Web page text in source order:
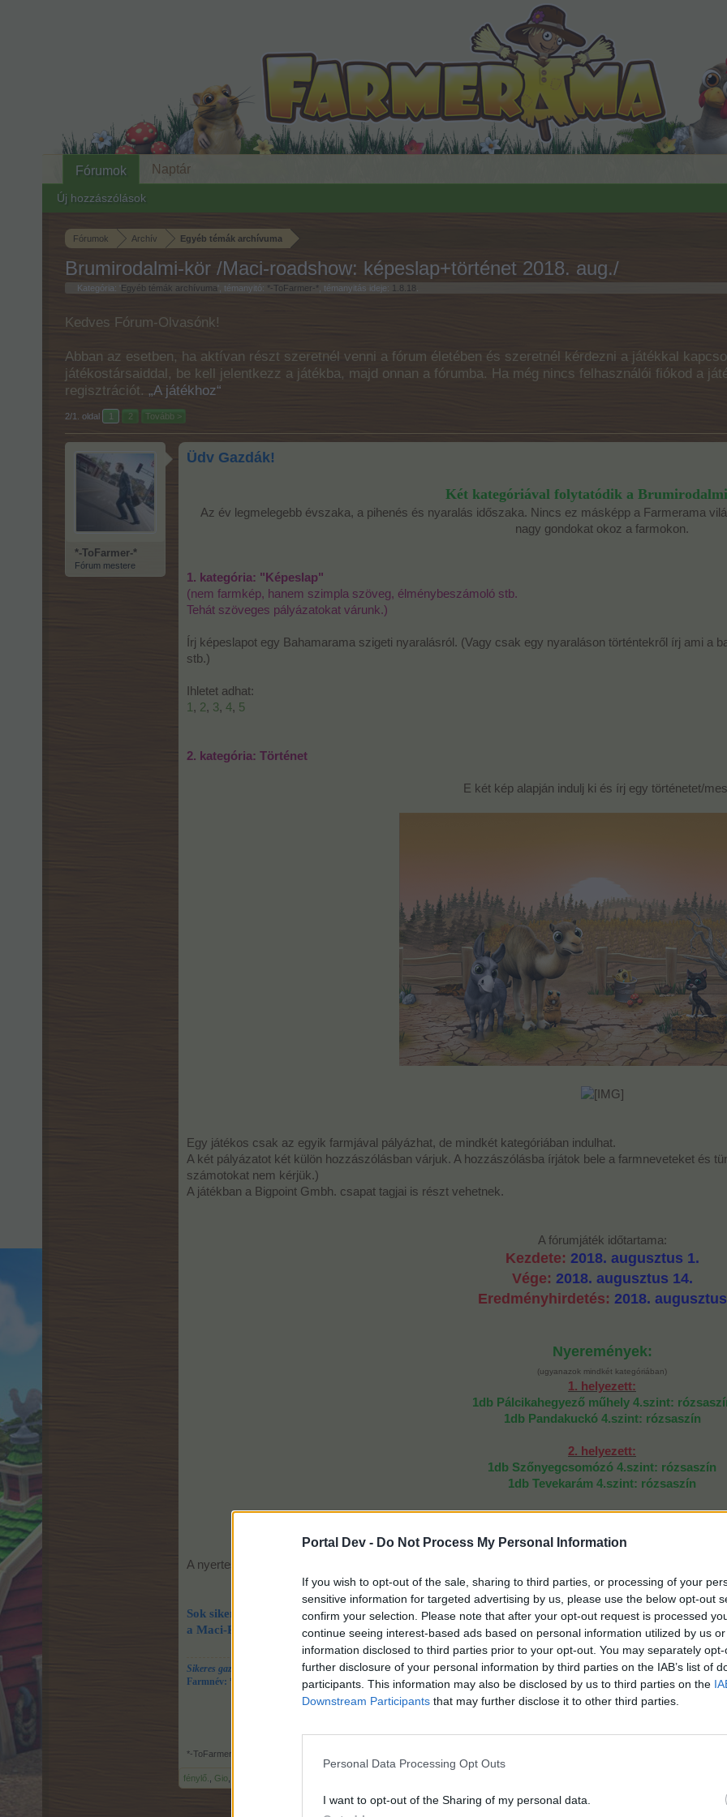
Portal Dev - Do Not Process My Personal Information
If you wish to opt-out of the sale, sharing to third parties, or processing of your
sensitive information for targeted advertising by us, please use the below opt-out
confirm your selection. Please note that after your opt-out request is processed
continue seeing interest-based ads based on personal information utilized by us
information disclosed to third parties prior to your opt-out. You may separately
further disclosure of your personal information by third parties on the IAB’s list of
participants. This information may also be disclosed by us to third parties on the
Downstream Participants that may further disclose it to other third parties.
Personal Data Processing Opt Outs
I want to opt-out of the Sharing of my personal data.
Fórumok Archív Egyéb témák archívuma
Brumirodalmi-kör /Maci-roadshow: képeslap+történet 2018. aug./
Kategória: ' Egyéb témák archívuma ', témanyitó: *-ToFarmer-* , témanyitás ideje: 1.8.18
Kedves Fórum-Olvasónk!
Abban az esetben, ha aktívan részt szeretnél venni a fórum életében és szeretnél kérdezni a játékkal
játékostársaiddal, be kell jelentkezz a játékba, majd onnan a fórumba. Ha még nincs felhasználói fiókod a
regisztrációt. „A játékhoz“
2/1. oldal 1 2 Tovább >
*-ToFarmer-*
Fórum mestere
Üdv Gazdák!
Két kategóriával folytatódik a
Az év legmelegebb évszaka, a pihenés és nyaralás időszaka. Nincs ez másképp a Farmerama
nagy gondokat okoz a farmokon.​
1. kategória: "Képeslap"
(nem farmkép, hanem szimpla szöveg, élménybeszámoló stb.
Tehát szöveges pályázatokat várunk.)
Írj képeslapot egy Bahamarama szigeti nyaralásról. (Vagy csak egy nyaraláson történtekről írj ami a
stb.)
Ihletet adhat:
1 , 2, 3, 4, 5
2. kategória: Történet
E két kép alapján indulj ki és írj egy történetet/
Egy játékos csak az egyik farmjával pályázhat, de mindkét kategóriában indulhat.
A két pályázatot két külön hozzászólásban várjuk. A hozzászólásba írjátok bele a farmneveteket és
számotokat nem kérjük.)
A játékban a Bigpoint Gmbh. csapat tagjai is részt vehetnek.
A fórumjáték időtartama:
Kezdete: 2018. augusztus 1.
Vége: 2018. augusztus 14.
Eredményhirdetés: 2018. augusztus
Nyeremények:
(ugyanazok mindkét kategóriában)
1. helyezett:
1db Pálcikahegyező műhely 4.szint:
1db Pandakuckó 4.szint: rózsaszín
2. helyezett:
1db Szőnyegcsomózó 4.szint: rózsaszín
1db Tevekarám 4.szint: rózsaszín
3. helyezett:
A nyerteseket titkos zsűri fogja elbírálni. (A zsűritagok is nevezhetnek.)
Sok sikert kíván:
a Maci-Roadshow csapata
Sikeres gazdálkodást kíván: TamásZalán
Farmnév: *-ToFarmer-*
Piac szám
*-ToFarmer-*
fénylő. Gio
Fórumok
Új hozzászólások
Naptár